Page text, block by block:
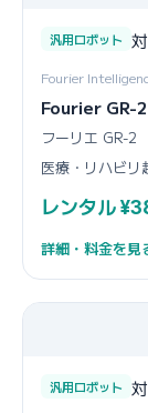
汎用ロボット
Fourier
Fourier GR-2
フーリエ GR-2
医療・リハビリ
レンタル
詳細・料金を見
汎用ロボット